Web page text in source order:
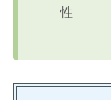
性